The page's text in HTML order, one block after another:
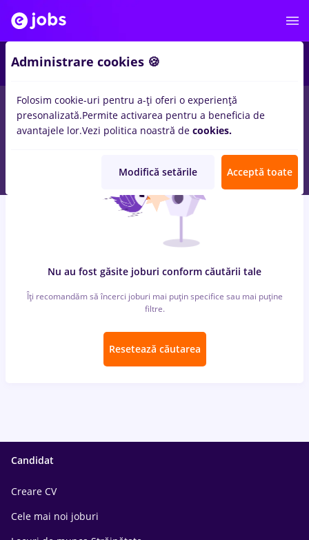
locuri de muncajobs, Full timeinCraiovainTransport /
Distributie, Medicina / Sanatate
Nu au fost găsite joburi conform căutării tale
Îți recomandăm să încerci joburi mai puțin specifice sau mai puține
filtre.
Resetează căutarea
Candidat
Creare CV
Cele mai noi joburi
Administrare cookies 🍪
Folosim cookie-uri pentru a-ți oferi o experiență
presonalizată.Permite activarea pentru a beneficia de
avantajele lor.Vezi politica noastră de cookies.
Modifică setările Acceptă toate